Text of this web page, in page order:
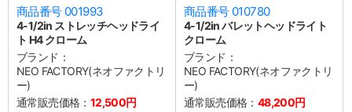
商品番号 001993
4-1/2in ストレッチヘッドライ
ト H4 クローム
ブランド：
NEO FACTORY(ネオファクトリ
ー)
通常販売価格： 12,500円
商品番号 010780
4-1/2in バレットヘッドライト
クローム
ブランド：
NEO FACTORY(ネオファクトリ
ー)
通常販売価格： 48,200円